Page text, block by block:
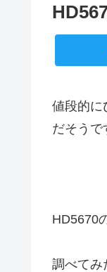
値段的に
だそうで
HD5670
調べてみ